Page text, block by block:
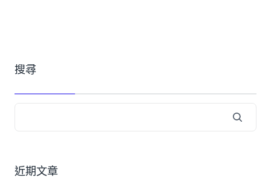
搜尋
近期文章